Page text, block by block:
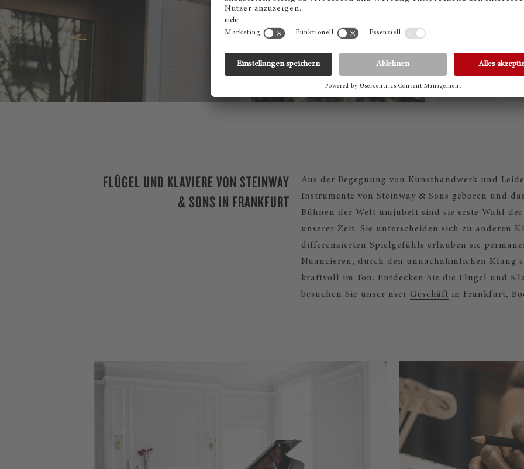
FLÜGEL UND KLAVIERE VON STEINWAY
& SONS IN FRANKFURT
Aus der Begegnung von Kunsthandwerk und
Instrumente von Steinway & Sons geboren und
Bühnen der Welt umjubelt sind sie erste Wahl
unserer Zeit. Sie unterscheiden sich zu anderen
differenzierten Spielgefühls erlauben sie
Nuancieren, durch den unnachahmlichen Klang
kraftvoll im Ton. Entdecken Sie die Flügel und
besuchen Sie unser nser Geschäft in Frankfurt,